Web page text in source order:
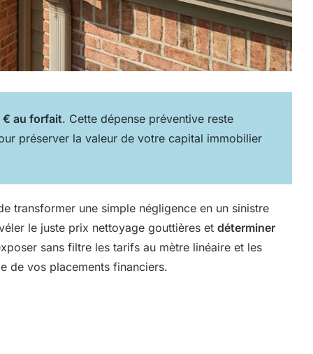
€ au forfait. Cette dépense préventive reste
préserver la valeur de votre capital immobilier
transformer une simple négligence en un sinistre
le juste prix nettoyage gouttières et déterminer
sans filtre les tarifs au mètre linéaire et les
de vos placements financiers.